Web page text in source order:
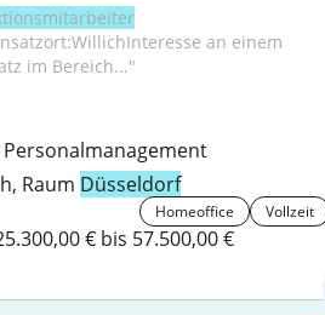
an einem
im Bereich..."
Personalmanagement
Raum Düsseldorf
Homeoffice Vollzeit
€ bis 57.500,00 €